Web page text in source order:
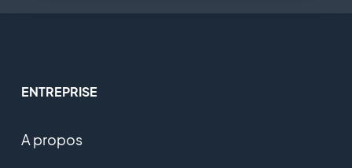
ENTREPRISE
A propos